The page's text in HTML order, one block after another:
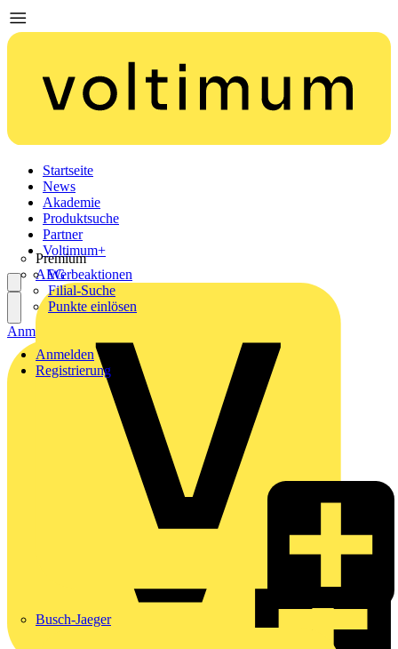
Startseite
News
Akademie
Produktsuche
Partner
Premium
AEG
Busch-Jaeger
Voltimum+
Werbeaktionen
Filial-Suche
Punkte einlösen
Anmelden
Registrierung
Anmelden